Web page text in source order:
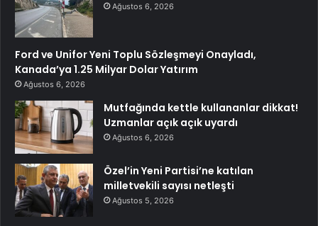
Ağustos 6, 2026
Ford ve Unifor Yeni Toplu Sözleşmeyi Onayladı,
Kanada’ya 1.25 Milyar Dolar Yatırım
Ağustos 6, 2026
Mutfağında kettle kullananlar dikkat!
Uzmanlar açık açık uyardı
Ağustos 6, 2026
Özel’in Yeni Partisi’ne katılan
milletvekili sayısı netleşti
Ağustos 5, 2026